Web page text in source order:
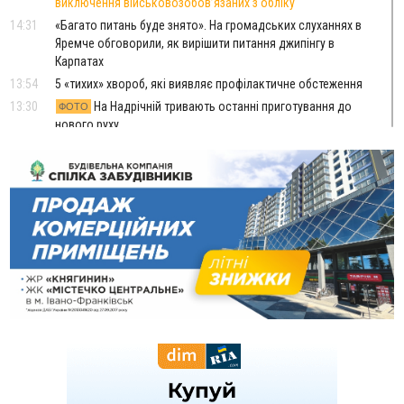
виключення військовозобов’язаних з обліку
14:31
«Багато питань буде знято». На громадських слуханнях в
Яремче обговорили, як вирішити питання джипінгу в
Карпатах
13:54
5 «тихих» хвороб, які виявляє профілактичне обстеження
13:30
ФОТО
На Надрічній тривають останні приготування до
нового руху
У Франківську зафіксували найбільшу спеку за всю історію
спостережень
12:24
Лікування наркоманії Київ: чому важливо розпочати
терапію якомога раніше
12:00
Франківця, який у Косові викрав за магазину понад 640
тисяч гривень у валюті, засудили до 5 років
11:50
Податкова передасть в Міноборони для "Оберегу" дані про
чоловіків 18–60 років
11:20
Водійка, яку на Сухомлинського побив інший керманич,
У Франківську, Коломиї, Долині та Яремче 6 серпня
зафіксували рекордну спеку
Змушував надсилати інтимні фото: на Прикарпатті